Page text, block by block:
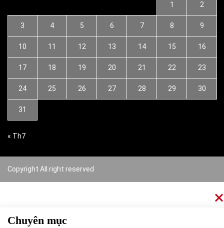
1 2
3 4 5 6 7 8 9
10 11 12 13 14 15 16
17 18 19 20 21 22 23
24 25 26 27 28 29 30
31
« Th7
Copyright All right reserved
Chuyên mục